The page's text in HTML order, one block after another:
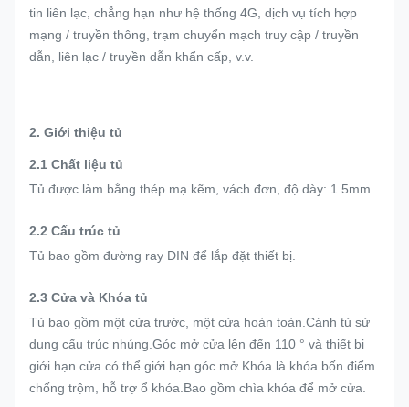
tin liên lạc, chẳng hạn như hệ thống 4G, dịch vụ tích hợp
mạng / truyền thông, trạm chuyển mạch truy cập / truyền
dẫn, liên lạc / truyền dẫn khẩn cấp, v.v.
2. Giới thiệu tủ
2.1 Chất liệu tủ
Tủ được làm bằng thép mạ kẽm, vách đơn, độ dày: 1.5mm.
2.2 Cấu trúc tủ
Tủ bao gồm đường ray DIN để lắp đặt thiết bị.
2.3 Cửa và Khóa tủ
Tủ bao gồm một cửa trước, một cửa hoàn toàn.Cánh tủ sử
dụng cấu trúc nhúng.Góc mở cửa lên đến 110 ° và thiết bị
giới hạn cửa có thể giới hạn góc mở.Khóa là khóa bốn điểm
chống trộm, hỗ trợ ổ khóa.Bao gồm chìa khóa để mở cửa.